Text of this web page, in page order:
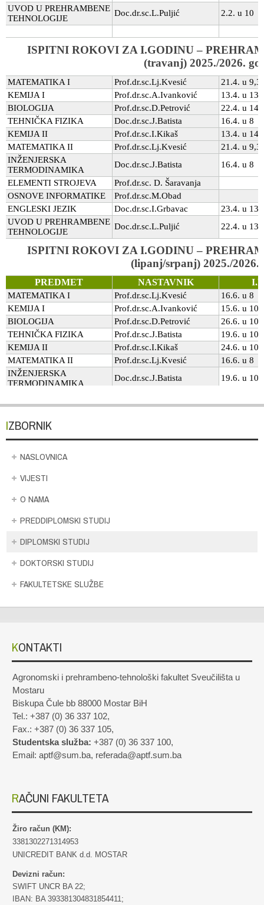
IZBORNIK
NASLOVNICA
VIJESTI
O NAMA
PREDDIPLOMSKI STUDIJ
DIPLOMSKI STUDIJ
DOKTORSKI STUDIJ
FAKULTETSKE SLUŽBE
KONTAKTI
Agronomski i prehrambeno-tehnološki fakultet Sveučilišta u
Mostaru
Biskupa Čule bb 88000 Mostar BiH
Tel.: +387 (0) 36 337 102,
Fax.: +387 (0) 36 337 105,
Studentska služba: +387 (0) 36 337 100,
Email: aptf@sum.ba, referada@aptf.sum.ba
RAČUNI FAKULTETA
Žiro račun (KM):
3381302271314953
UNICREDIT BANK d.d. MOSTAR
Devizni račun:
SWIFT UNCR BA 22;
IBAN: BA 393381304831854411;